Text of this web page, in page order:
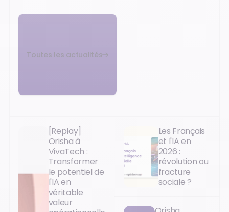
Toutes les actualités
[Replay]
Orisha à
VivaTech :
Transformer
le potentiel de
l'IA en
véritable
valeur
Les Français
et l'IA en
2026 :
révolution ou
fracture
sociale ?